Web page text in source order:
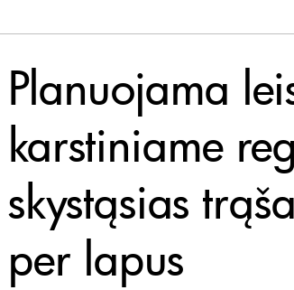
Planuojama
karstiniame
skystąsias
per lapus